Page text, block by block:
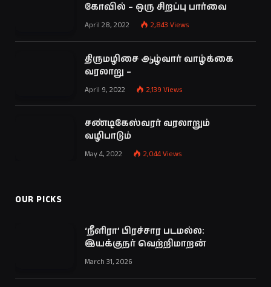
கோவில் – ஒரு சிறப்பு பார்வை
April 28, 2022 2,843 Views
திருமழிசை ஆழ்வார் வாழ்க்கை
வரலாறு –
April 9, 2022 2,139 Views
சண்டிகேஸ்வரர் வரலாறும்
வழிபாடும்
May 4, 2022 2,044Views
OUR PICKS
‘நீளிரா’ பிரச்சார படமல்ல:
இயக்குநர் வெற்றிமாறன்
March 31, 2026